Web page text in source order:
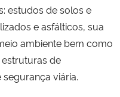
estudos de solos e
e asfálticos, sua
ambiente bem como
de
viária.